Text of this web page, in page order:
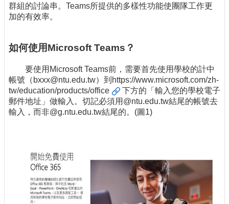
群組的討論串。Teams所提供的多樣性功能使團隊工作更
加的有效率。
如何使用Microsoft Teams？
要使用Microsoft Teams前，需要首先使用學校的計中
帳號（bxxx@ntu.edu.tw）到 https://www.microsoft.com/zh-
tw/education/products/office
下方的「輸入您的學校電子
郵件地址」做輸入。切記必須用@ntu.edu.tw結尾的帳號去
輸入，而非@g.ntu.edu.tw結尾的。(圖1)